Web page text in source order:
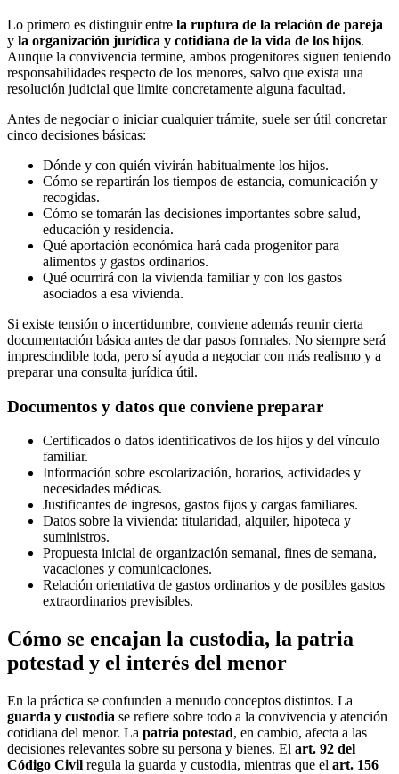
Lo primero es distinguir entre la ruptura de la relación de pareja
y la organización jurídica y cotidiana de la vida de los hijos.
Aunque la convivencia termine, ambos progenitores siguen teniendo
responsabilidades respecto de los menores, salvo que exista una
resolución judicial que limite concretamente alguna facultad.
Antes de negociar o iniciar cualquier trámite, suele ser útil concretar
cinco decisiones básicas:
Dónde y con quién vivirán habitualmente los hijos.
Cómo se repartirán los tiempos de estancia, comunicación y
recogidas.
Cómo se tomarán las decisiones importantes sobre salud,
educación y residencia.
Qué aportación económica hará cada progenitor para
alimentos y gastos ordinarios.
Qué ocurrirá con la vivienda familiar y con los gastos
asociados a esa vivienda.
Si existe tensión o incertidumbre, conviene además reunir cierta
documentación básica antes de dar pasos formales. No siempre será
imprescindible toda, pero sí ayuda a negociar con más realismo y a
preparar una consulta jurídica útil.
Documentos y datos que conviene preparar
Certificados o datos identificativos de los hijos y del vínculo
familiar.
Información sobre escolarización, horarios, actividades y
necesidades médicas.
Justificantes de ingresos, gastos fijos y cargas familiares.
Datos sobre la vivienda: titularidad, alquiler, hipoteca y
suministros.
Propuesta inicial de organización semanal, fines de semana,
vacaciones y comunicaciones.
Relación orientativa de gastos ordinarios y de posibles gastos
extraordinarios previsibles.
Cómo se encajan la custodia, la patria
potestad y el interés del menor
En la práctica se confunden a menudo conceptos distintos. La
guarda y custodia se refiere sobre todo a la convivencia y atención
cotidiana del menor. La patria potestad, en cambio, afecta a las
decisiones relevantes sobre su persona y bienes. El art. 92 del
Código Civil regula la guarda y custodia, mientras que el art. 156